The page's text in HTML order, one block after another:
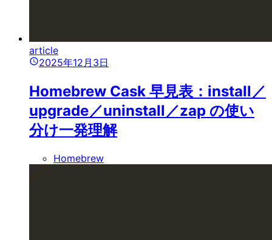
article
2025年12月3日
Homebrew Cask 早見表：install／
upgrade／uninstall／zap の使い
分け一発理解
Homebrew